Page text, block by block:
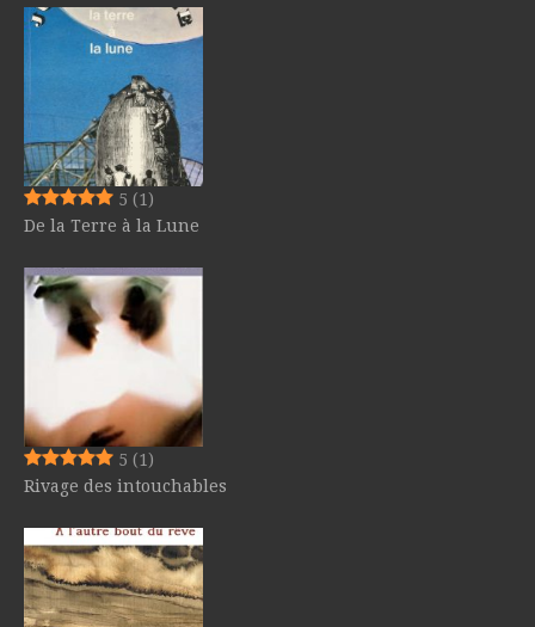
5 (1)
De la Terre à la Lune
5 (1)
Rivage des intouchables